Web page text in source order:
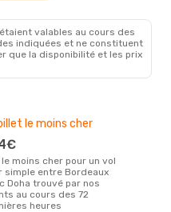
valables au cours des
indiquées et ne constituent
que la disponibilité et les prix
le moins cher
simple entre Bordeaux
Doha trouvé par nos
au cours des 72
heures